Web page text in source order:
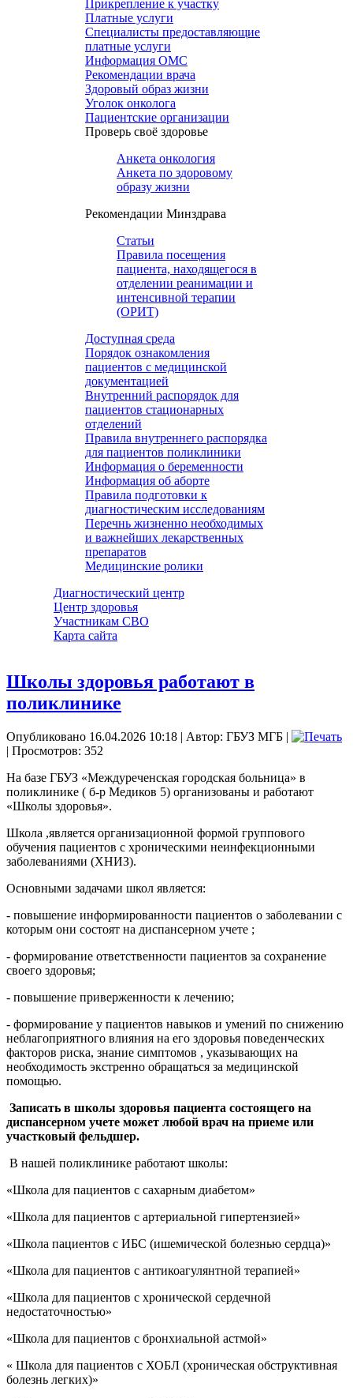
Прикрепление к участку
Платные услуги
Специалисты предоставляющие
платные услуги
Информация ОМС
Рекомендации врача
Здоровый образ жизни
Уголок онколога
Пациентские организации
Проверь своё здоровье
Анкета онкология
Анкета по здоровому
образу жизни
Рекомендации Минздрава
Статьи
Правила посещения
пациента, находящегося в
отделении реанимации и
интенсивной терапии
(ОРИТ)
Доступная среда
Порядок ознакомления
пациентов с медицинской
документацией
Внутренний распорядок для
пациентов стационарных
отделений
Правила внутреннего распорядка
для пациентов поликлиники
Информация о беременности
Информация об аборте
Правила подготовки к
диагностическим исследованиям
Перечнь жизненно необходимых
и важнейших лекарственных
препаратов
Медицинские ролики
Диагностический центр
Центр здоровья
Участникам СВО
Карта сайта
Школы здоровья работают в
поликлинике
Опубликовано 16.04.2026 10:18 | Автор: ГБУЗ МГБ |
| Просмотров: 352
На базе ГБУЗ «Междуреченская городская больница» в
поликлинике ( б-р Медиков 5) организованы и работают
«Школы здоровья».
Школа ,является организационной формой группового
обучения пациентов с хроническими неинфекционными
заболеваниями (ХНИЗ).
Основными задачами школ является:
- повышение информированности пациентов о заболевании с
которым они состоят на диспансерном учете ;
- формирование ответственности пациентов за сохранение
своего здоровья;
- повышение приверженности к лечению;
- формирование у пациентов навыков и умений по снижению
неблагоприятного влияния на его здоровья поведенческих
факторов риска, знание симптомов , указывающих на
необходимость экстренно обращаться за медицинской
помощью.
Записать в школы здоровья пациента состоящего на
диспансерном учете может любой врач на приеме или
участковый фельдшер.
В нашей поликлинике работают школы:
«Школа для пациентов с сахарным диабетом»
«Школа для пациентов с артериальной гипертензией»
«Школа пациентов с ИБС (ишемической болезнью сердца)»
«Школа для пациентов с антикоагулянтной терапией»
«Школа для пациентов с хронической сердечной
недостаточностью»
«Школа для пациентов с бронхиальной астмой»
« Школа для пациентов с ХОБЛ (хроническая обструктивная
болезнь легких)»